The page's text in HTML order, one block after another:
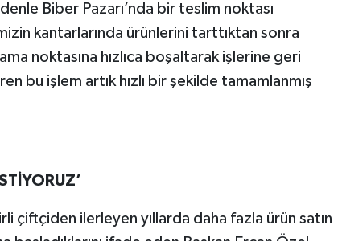
Biber Pazarı’nda bir teslim noktası
kantarlarında ürünlerini tarttıktan sonra
noktasına hızlıca boşaltarak işlerine geri
bu işlem artık hızlı bir şekilde tamamlanmış
çiftçiden ilerleyen yıllarda daha fazla ürün satın